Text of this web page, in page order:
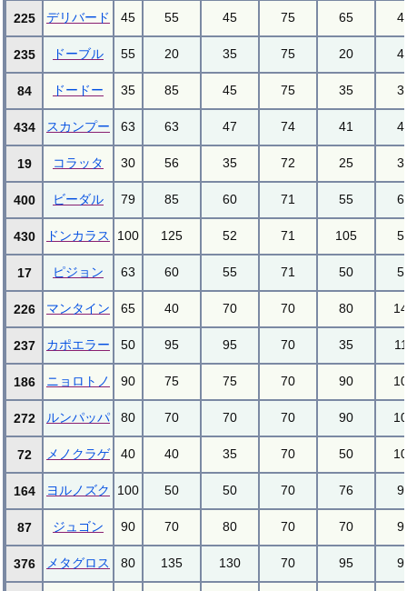
225 デリバード 45 55 45 75 65
235 ドーブル 55 20 35 75 20
84 ドードー 35 85 45 75 35
434 スカンプー 63 63 47 74 41
19 コラッタ 30 56 35 72 25
400 ビーダル 79 85 60 71 55
430 ドンカラス 100 125 52 71 105
17 ピジョン 63 60 55 71 50
226 マンタイン 65 40 70 70 80
237 カポエラー 50 95 95 70 35
186 ニョロトノ 90 75 75 70 90
272 ルンパッパ 80 70 70 70 90
72 メノクラゲ 40 40 35 70 50
164 ヨルノズク 100 50 50 70 76
87 ジュゴン 90 70 80 70 70
376 メタグロス 80 135 130 70 95